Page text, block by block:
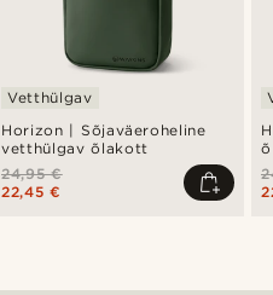
Horizon | Sõjaväeroheline
vetthülgav õlakott
Vetthülgav
24,95 €
22,45 €